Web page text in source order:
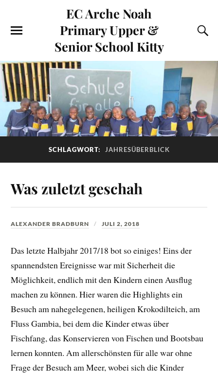
EC Arche Noah
Primary Upper &
Senior School Kitty
SCHLAGWORT: JAHRESÜBERBLICK
Was zuletzt geschah
ALEXANDER BRADBURN JULI 2, 2018
Das letzte Halbjahr 2017/18 bot so einiges! Eins der
spannendsten Ereignisse war mit Sicherheit die
Möglichkeit, endlich mit den Kindern einen Ausflug
machen zu können. Hier waren die Highlights ein
Besuch am nahegelegenen, heiligen Krokodilteich, am
Fluss Gambia, bei dem die Kinder etwas über
Fischfang, das Konservieren von Fischen und Bootsbau
lernen konnten. Am allerschönsten für alle war ohne
Frage der Besuch am Meer, wobei sich die Kinder